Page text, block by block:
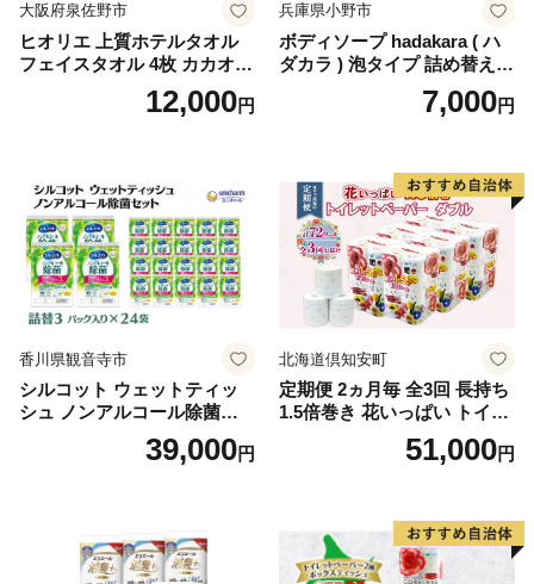
大阪府泉佐野市
ヒオリエ 上質ホテルタオル
フェイスタオル 4枚 カカオ
【タオル 泉州タオル 吸水 普
段使い 無地 シンプル 日用品
12,000円
兵庫県小野市
ボディソープ hadakara ( ハ
ダカラ ) 泡タイプ 詰め替え 4
40ml×4袋 ボディーソープ 泡
ボディソープ 泡 日用品 消耗
泡石鹸 石鹸 兵庫 兵庫県 小野
7,000円
香川県観音寺市
シルコット ウェットティッ
シュ ノンアルコール除菌詰
替（43枚×3P）×24袋 日用品
おもちゃ 拭き取り 手拭き 外
39,000円
北海道倶知安町
定期便 2ヵ月毎 全3回 長持ち
1.5倍巻き 花いっぱい トイレ
ットペーパー ダブル 45ｍ 計
72ロール 全18種 花柄 プリン
ー 消耗品 備蓄 送料無料 北海
道 倶知安町 日用品
51,000円